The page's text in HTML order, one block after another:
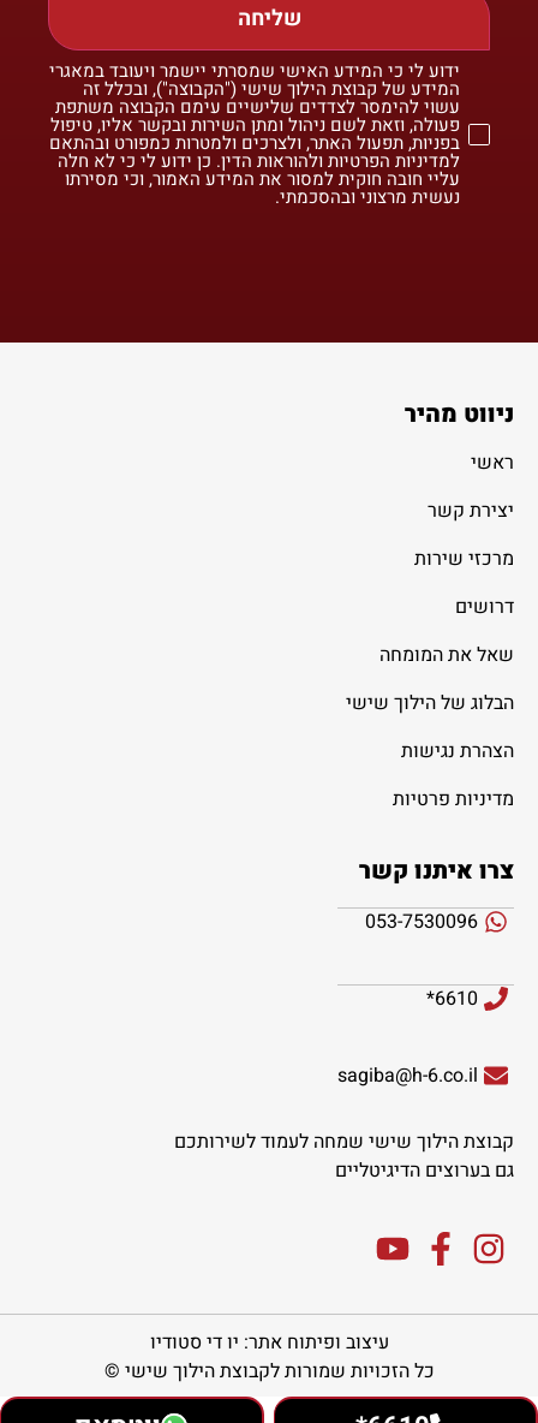
שליחה
ידוע לי כי המידע האישי שמסרתי יישמר ויעובד במאגרי
המידע של קבוצת הילוך שישי ("הקבוצה"), ובכלל זה
עשוי להימסר לצדדים שלישיים עימם הקבוצה משתפת
פעולה, וזאת לשם ניהול ומתן השירות ובקשר אליו, טיפול
בפניות, תפעול האתר, ולצרכים ולמטרות כמפורט ובהתאם
למדיניות הפרטיות ולהוראות הדין. כן ידוע לי כי לא חלה
עליי חובה חוקית למסור את המידע האמור, וכי מסירתו
נעשית מרצוני ובהסכמתי.
ניווט מהיר
ראשי
יצירת קשר
מרכזי שירות
דרושים
שאל את המומחה
הבלוג של הילוך שישי
הצהרת נגישות
מדיניות פרטיות
צרו איתנו קשר
053-7530096
6610*
sagiba@h-6.co.il
קבוצת הילוך שישי שמחה לעמוד לשירותכם
גם בערוצים הדיגיטליים
עיצוב ופיתוח אתר: יו די סטודיו
כל הזכויות שמורות לקבוצת הילוך שישי ©